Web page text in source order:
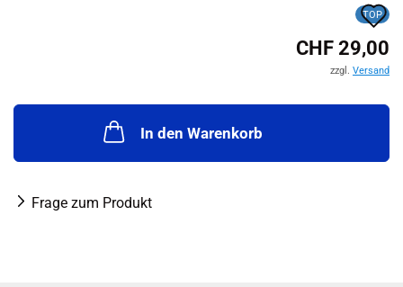
TOP
CHF 29,00
zzgl. Versand
In den Warenkorb
Frage zum Produkt